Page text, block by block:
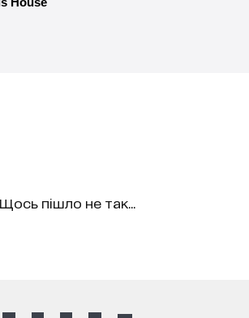
Щось пішло не так...